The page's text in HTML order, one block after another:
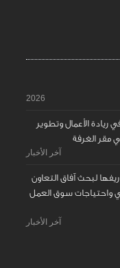
2026
ريادة الأعمال وتطوير
مقر الغرفة
آخر الأخبار
لبحث آفاق التعاون
واحتياجات سوق العمل
آخر الأخبار